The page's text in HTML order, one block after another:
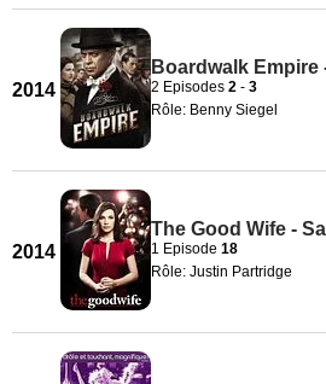
2014
Boardwalk Empire
2 Episodes 2 - 3
Rôle: Benny Siegel
2014
The Good Wife -
1 Episode 18
Rôle: Justin Partridge